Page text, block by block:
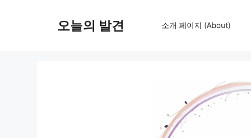
오늘의 발견 소개 페이지 (About)